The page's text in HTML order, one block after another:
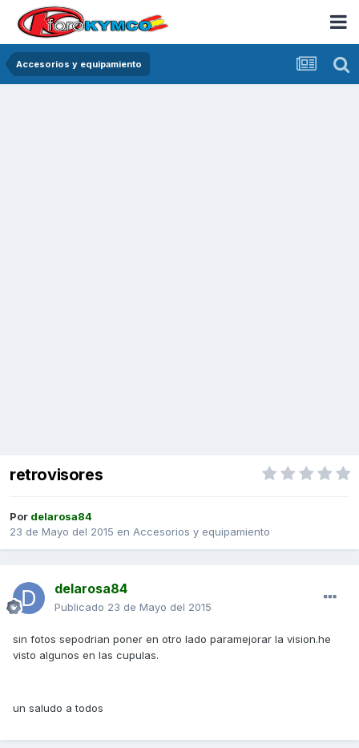
Accesorios y equipamiento
retrovisores
Por delarosa84
23 de Mayo del 2015 en Accesorios y equipamiento
delarosa84
Publicado 23 de Mayo del 2015
sin fotos sepodrian poner en otro lado paramejorar la vision.he
visto algunos en las cupulas.
un saludo a todos